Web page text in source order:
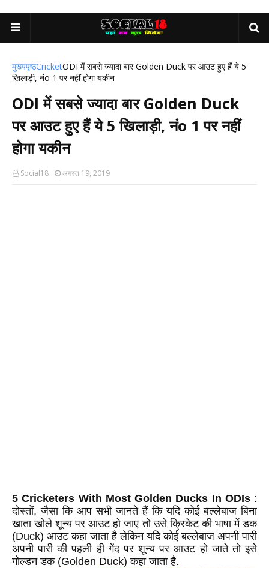
मुख्यपृष्ठCricketODI में सबसे ज्यादा बार Golden Duck पर आउट हुए हैं ये 5
खिलाड़ी, नंo 1 पर नहीं होगा यकीन
ODI में सबसे ज्यादा बार Golden Duck
पर आउट हुए हैं ये 5 खिलाड़ी, नंo 1 पर नहीं
होगा यकीन
Social18 अगस्त 19, 2019
5 Cricketers With Most Golden Ducks In ODIs :
दोस्तों, जैसा कि आप सभी जानते हैं कि यदि कोई बल्लेबाज बिना
खाता खोले शून्य पर आउट हो जाए तो उसे क्रिकेट की भाषा में डक
(Duck) आउट कहा जाता है लेकिन यदि कोई बल्लेबाज अपनी पारी
अपनी पारी की पहली ही गेंद पर शून्य पर आउट हो जाते तो इसे
गोल्डन डक (Golden Duck) कहा जाता है.